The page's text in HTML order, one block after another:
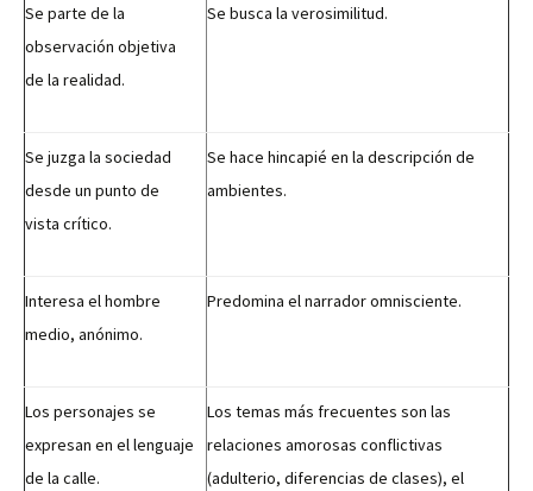
Se parte de la
observación objetiva
de la realidad.
Se busca la verosimilitud.
Se juzga la sociedad
desde un punto de
vista crítico.
Se hace hincapié en la descripción de
ambientes.
Interesa el hombre
medio, anónimo.
Predomina el narrador omnisciente.
Los personajes se
expresan en el lenguaje
de la calle.
Los temas más frecuentes son las
relaciones amorosas conflictivas
(adulterio, diferencias de clases), el